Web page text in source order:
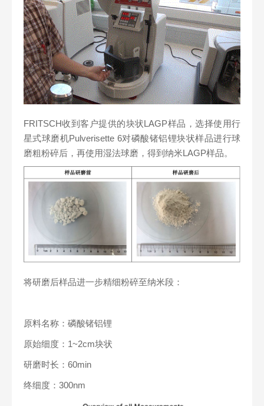
FRITSCH收到客户提供的块状LAGP样品，选择使用行
星式球磨机Pulverisette 6对磷酸锗铝锂块状样品进行球
磨粗粉碎后，再使用湿法球磨，得到纳米LAGP样品。
将研磨后样品进一步精细粉碎至纳米段：
原料名称：磷酸锗铝锂
原始细度：1~2cm块状
研磨时长：60min
终细度：300nm